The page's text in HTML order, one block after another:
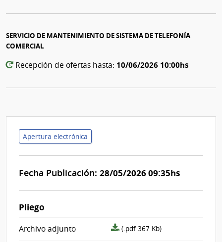
SERVICIO DE MANTENIMIENTO DE SISTEMA DE TELEFONÍA
COMERCIAL
Recepción de ofertas hasta: 10/06/2026 10:00hs
Apertura electrónica
Fecha Publicación: 28/05/2026 09:35hs
Pliego
Archivo adjunto
archivo
(.pdf 367 Kb)